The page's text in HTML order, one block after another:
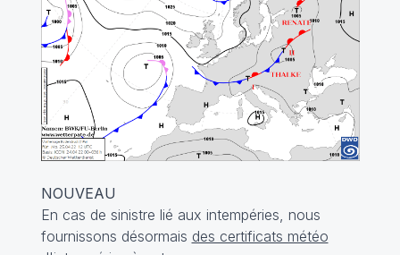
NOUVEAU
En cas de sinistre lié aux intempéries, nous
fournissons désormais des certificats météo